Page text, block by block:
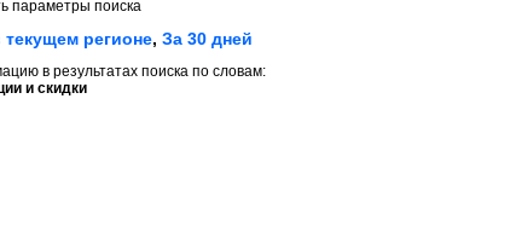
параметры поиска
текущем регионе, За 30 дней
в результатах поиска по словам:
и скидки